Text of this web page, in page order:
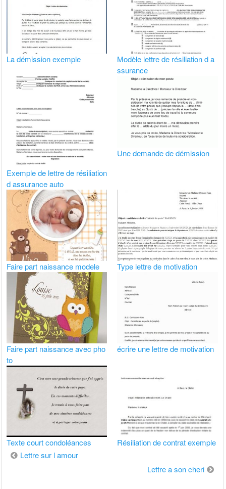
La démission exemple
Modèle lettre de résiliation d a
ssurance
Exemple de lettre de résiliation
d assurance auto
Une demande de démission
Faire part naissance modele Type lettre de motivation
Faire part naissance avec pho
to
écrire une lettre de motivation
Texte court condoléances Résiliation de contrat exemple
Navigation
Lettre sur l amour
Lettre a son cheri